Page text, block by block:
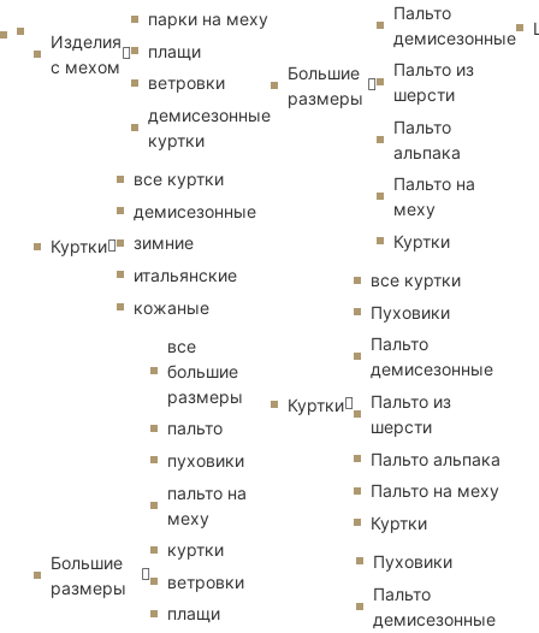
Изделия
с мехом
парки на меху
плащи
ветровки
демисезонные
куртки
Куртки
все куртки
демисезонные
зимние
итальянские
кожаные
Большие
размеры
все
большие
размеры
пальто
пуховики
пальто на
меху
куртки
ветровки
плащи
Большие
размеры
Пальто
демисезонные
Пальто из
шерсти
Пальто
альпака
Пальто на
меху
Куртки
Куртки
все куртки
Пуховики
Пальто
демисезонные
Пальто из
шерсти
Пальто альпака
Пальто на меху
Куртки
Пуховики
Пальто
демисезонные